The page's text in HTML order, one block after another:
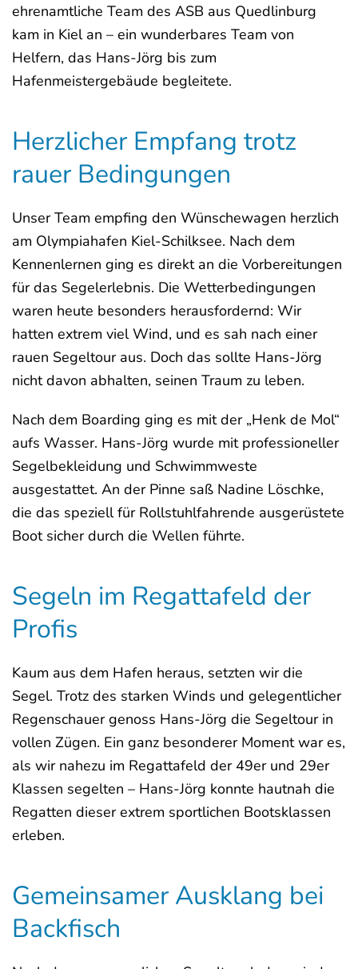
ehrenamtliche Team des ASB aus Quedlinburg
kam in Kiel an – ein wunderbares Team von
Helfern, das Hans-Jörg bis zum
Hafenmeistergebäude begleitete.
Herzlicher Empfang trotz
rauer Bedingungen
Unser Team empfing den Wünschewagen herzlich
am Olympiahafen Kiel-Schilksee. Nach dem
Kennenlernen ging es direkt an die Vorbereitungen
für das Segelerlebnis. Die Wetterbedingungen
waren heute besonders herausfordernd: Wir
hatten extrem viel Wind, und es sah nach einer
rauen Segeltour aus. Doch das sollte Hans-Jörg
nicht davon abhalten, seinen Traum zu leben.
Nach dem Boarding ging es mit der „Henk de Mol“
aufs Wasser. Hans-Jörg wurde mit professioneller
Segelbekleidung und Schwimmweste
ausgestattet. An der Pinne saß Nadine Löschke,
die das speziell für Rollstuhlfahrende ausgerüstete
Boot sicher durch die Wellen führte.
Segeln im Regattafeld der
Profis
Kaum aus dem Hafen heraus, setzten wir die
Segel. Trotz des starken Winds und gelegentlicher
Regenschauer genoss Hans-Jörg die Segeltour in
vollen Zügen. Ein ganz besonderer Moment war es,
als wir nahezu im Regattafeld der 49er und 29er
Klassen segelten – Hans-Jörg konnte hautnah die
Regatten dieser extrem sportlichen Bootsklassen
erleben.
Gemeinsamer Ausklang bei
Backfisch